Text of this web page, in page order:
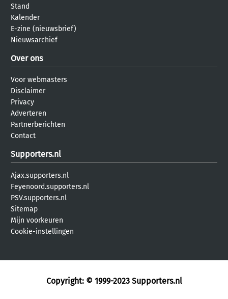
Stand
Kalender
E-zine (nieuwsbrief)
Nieuwsarchief
Over ons
Voor webmasters
Disclaimer
Privacy
Adverteren
Partnerberichten
Contact
Supporters.nl
Ajax.supporters.nl
Feyenoord.supporters.nl
PSV.supporters.nl
Sitemap
Mijn voorkeuren
Cookie-instellingen
Copyright: © 1999-2023 Supporters.nl